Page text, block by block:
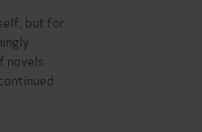
but for
novels